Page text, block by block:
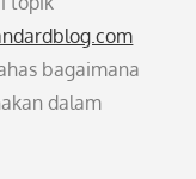
bagaimana
dalam